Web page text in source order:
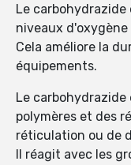
Le
niveaux
Cela améliore la
équipements.
Le
polymères et des
réticulation ou de
Il réagit avec les